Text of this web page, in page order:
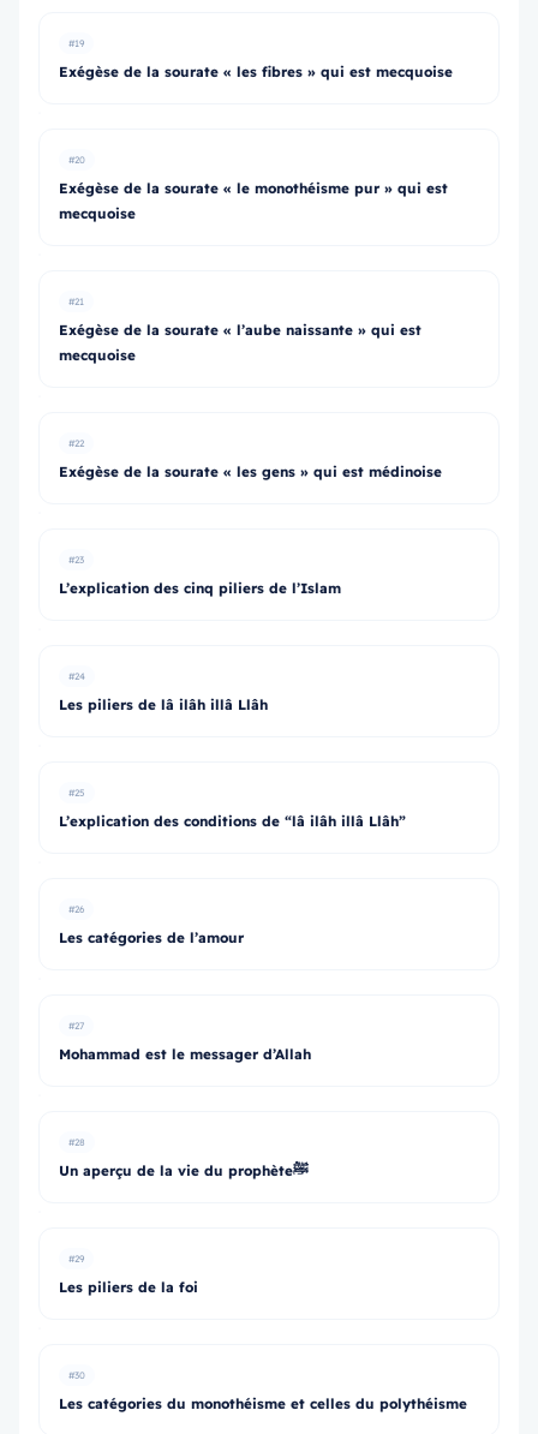
#19
Exégèse de la sourate « les fibres » qui est mecquoise
#20
Exégèse de la sourate « le monothéisme pur » qui est
mecquoise
#21
Exégèse de la sourate « l’aube naissante » qui est
mecquoise
#22
Exégèse de la sourate « les gens » qui est médinoise
#23
L’explication des cinq piliers de l’Islam
#24
Les piliers de lâ ilâh illâ Llâh
#25
L’explication des conditions de “lâ ilâh illâ Llâh”
#26
Les catégories de l’amour
#27
Mohammad est le messager d’Allah
#28
Un aperçu de la vie du prophèteﷺ
#29
Les piliers de la foi
#30
Les catégories du monothéisme et celles du polythéisme